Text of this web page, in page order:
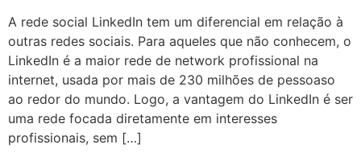
A rede social LinkedIn tem um diferencial em relação à
outras redes sociais. Para aqueles que não conhecem, o
LinkedIn é a maior rede de network profissional na
internet, usada por mais de 230 milhões de pessoaso
ao redor do mundo. Logo, a vantagem do LinkedIn é ser
uma rede focada diretamente em interesses
profissionais, sem […]